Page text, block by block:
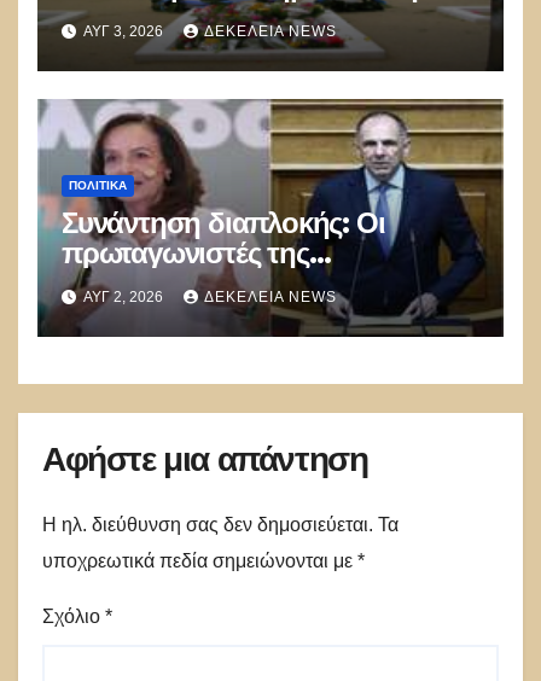
λήθη των δικών μας παιδιών
ΑΥΓ 3, 2026 ΔΕΚΈΛΕΙΑ NEWS
ΠΟΛΙΤΙΚΑ
Συνάντηση διαπλοκής: Οι
πρωταγωνιστές της
Γ.Γεραπετρίτης,
Α.Διαμαντοπούλου και
Μ.Χριστοδουλάκης την
ΑΥΓ 2, 2026 ΔΕΚΈΛΕΙΑ NEWS
Αφήστε μια απάντηση
Η ηλ. διεύθυνση σας δεν δημοσιεύεται. Τα
υποχρεωτικά πεδία σημειώνονται με *
Σχόλιο *